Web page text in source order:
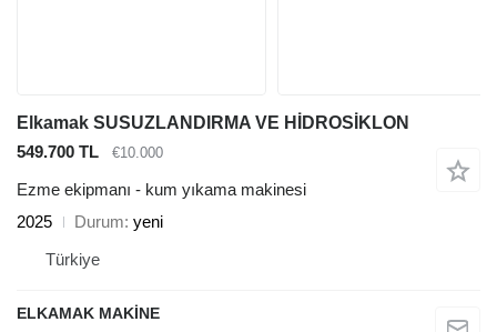
Elkamak SUSUZLANDIRMA VE HİDROSİKLON
549.700 TL
€10.000
Ezme ekipmanı - kum yıkama makinesi
2025
Durum yeni
Türkiye
ELKAMAK MAKİNE